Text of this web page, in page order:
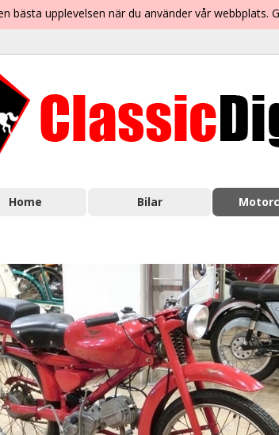
bästa upplevelsen när du använder vår
Home Bilar